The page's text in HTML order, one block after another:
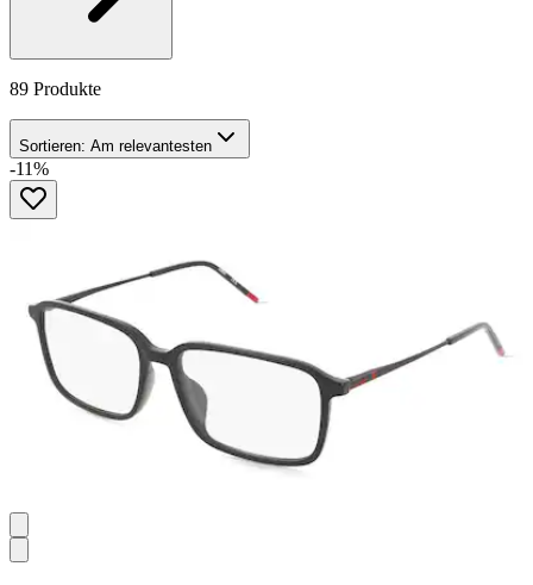
89 Produkte
Sortieren: Am relevantesten
-11%